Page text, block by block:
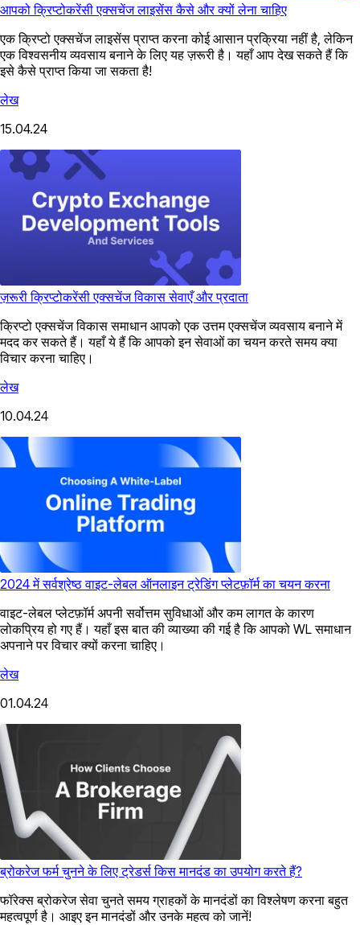
आपको क्रिप्टोकरेंसी एक्सचेंज लाइसेंस कैसे और क्यों लेना चाहिए
एक क्रिप्टो एक्सचेंज लाइसेंस प्राप्त करना कोई आसान प्रक्रिया नहीं है, लेकिन
एक विश्वसनीय व्यवसाय बनाने के लिए यह ज़रूरी है। यहाँ आप देख सकते हैं कि
इसे कैसे प्राप्त किया जा सकता है!
लेख
15.04.24
ज़रूरी क्रिप्टोकरेंसी एक्सचेंज विकास सेवाएँ और प्रदाता
क्रिप्टो एक्सचेंज विकास समाधान आपको एक उत्तम एक्सचेंज व्यवसाय बनाने में
मदद कर सकते हैं। यहाँ ये हैं कि आपको इन सेवाओं का चयन करते समय क्या
विचार करना चाहिए।
लेख
10.04.24
2024 में सर्वश्रेष्ठ वाइट-लेबल ऑनलाइन ट्रेडिंग प्लेटफ़ॉर्म का चयन करना
वाइट-लेबल प्लेटफ़ॉर्म अपनी सर्वोत्तम सुविधाओं और कम लागत के कारण
लोकप्रिय हो गए हैं। यहाँ इस बात की व्याख्या की गई है कि आपको WL समाधान
अपनाने पर विचार क्यों करना चाहिए।
लेख
01.04.24
ब्रोकरेज फर्म चुनने के लिए ट्रेडर्स किस मानदंड का उपयोग करते हैं?
फॉरेक्स ब्रोकरेज सेवा चुनते समय ग्राहकों के मानदंडों का विश्लेषण करना बहुत
महत्वपूर्ण है। आइए इन मानदंडों और उनके महत्व को जानें!